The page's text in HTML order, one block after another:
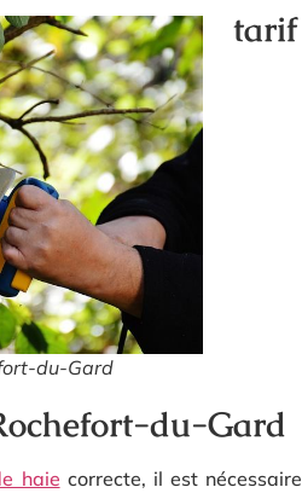
du-Gard
tarif
du-Gard
haie correcte, il est nécessaire